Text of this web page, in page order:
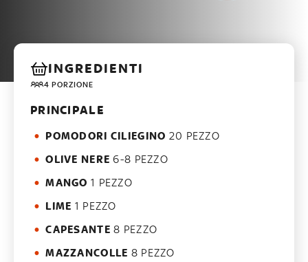
INGREDIENTI
4 PORZIONE
PRINCIPALE
POMODORI CILIEGINO 20 PEZZO
OLIVE NERE 6-8 PEZZO
MANGO 1 PEZZO
LIME 1 PEZZO
CAPESANTE 8 PEZZO
MAZZANCOLLE 8 PEZZO